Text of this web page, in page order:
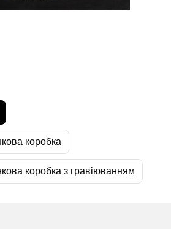
коробка
коробка з гравіюванням